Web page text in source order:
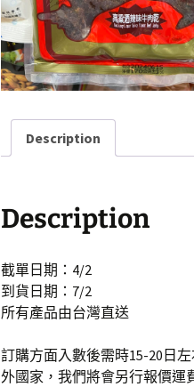
Description
Description
截單日期：4/2
到貨日期：7/2
所有產品由台灣直送
訂購方面入數後需時15-20日
外國家，我們將會另行報價運